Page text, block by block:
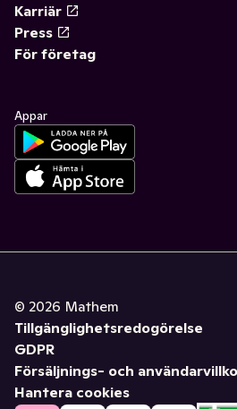
Karriär
Press
För företag
Appar
© 2026 Mathem
Tillgänglighetsredogörelse
GDPR
Försäljnings- och
Hantera cookies